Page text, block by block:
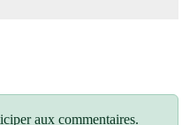
aux commentaires.